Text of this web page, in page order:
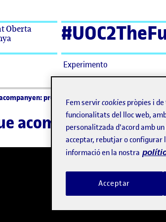
Oberta
Experimento
projectant el futur professional
acompanyen:
Fem servircookies pròpies i
funcionalitats del lloc web,
personalitzada d'acord amb
acceptar, rebutjar o configurar
informació en la nostra
Acceptar